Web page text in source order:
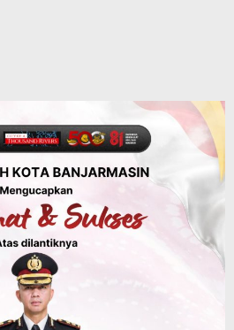
Total Hadiah
Capai
APBD 2026
Gubernur Kalsel